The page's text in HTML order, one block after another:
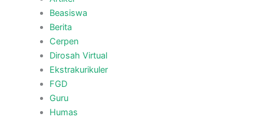
Beasiswa
Berita
Cerpen
Dirosah Virtual
Ekstrakurikuler
FGD
Guru
Humas